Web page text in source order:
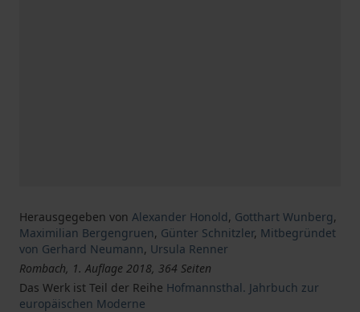
Herausgegeben von Alexander Honold, Gotthart Wunberg,
Maximilian Bergengruen, Günter Schnitzler, Mitbegründet
von Gerhard Neumann, Ursula Renner
Rombach, 1. Auflage 2018, 364 Seiten
Das Werk ist Teil der Reihe Hofmannsthal. Jahrbuch zur
europäischen Moderne